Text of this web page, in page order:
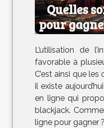
Quelles
pour
en
L’utilisation de
favorable à
C’est ainsi que les
il existe
en ligne qui
blackjack.
ligne pour gagner